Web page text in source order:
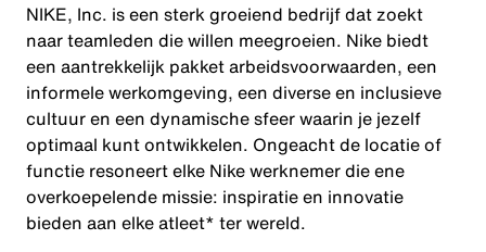
NIKE, Inc. is een sterk groeiend bedrijf dat zoekt
naar teamleden die willen meegroeien. Nike biedt
een aantrekkelijk pakket arbeidsvoorwaarden, een
informele werkomgeving, een diverse en inclusieve
cultuur en een dynamische sfeer waarin je jezelf
optimaal kunt ontwikkelen. Ongeacht de locatie of
functie resoneert elke Nike werknemer die ene
overkoepelende missie: inspiratie en innovatie
bieden aan elke atleet* ter wereld.